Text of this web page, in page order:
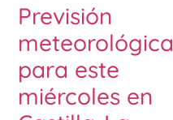
Previsión
meteorológica
para este
miércoles en